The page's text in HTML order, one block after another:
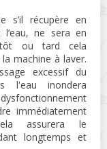
s’il récupère en
ne sera en
tôt ou tard cela
machine à laver.
excessif du
l'eau inondera
immédiatement
assurera le
longtemps et